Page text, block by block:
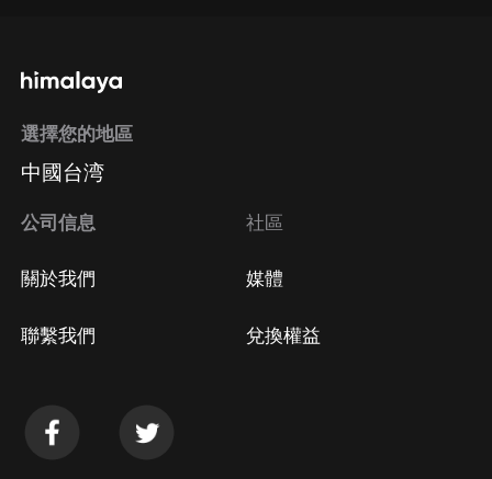
選擇您的地區
中國台湾
公司信息
關於我們
聯繫我們
社區
媒體
兌換權益